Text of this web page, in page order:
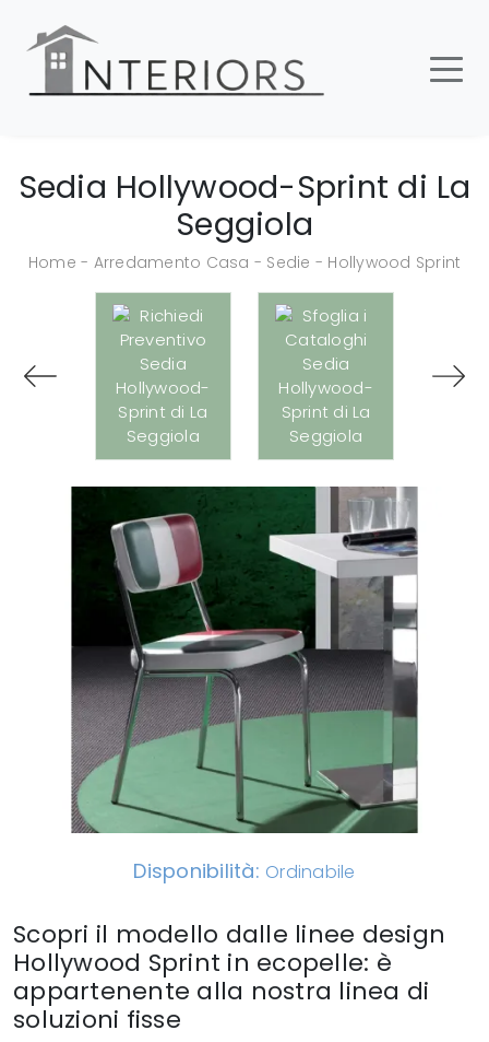
Sedia Hollywood-Sprint di La
Seggiola
Home - Arredamento Casa - Sedie - Hollywood Sprint
Disponibilità: Ordinabile
Scopri il modello dalle linee design
Hollywood Sprint in ecopelle: è
appartenente alla nostra linea di
soluzioni fisse